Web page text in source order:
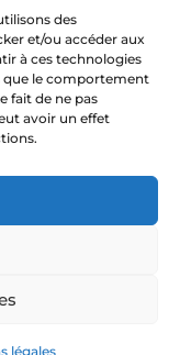
des
et/ou accéder aux
à ces technologies
que le comportement
fait de ne pas
avoir un effet
légales
André
réservés